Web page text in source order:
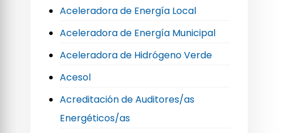
Aceleradora de Energía Local
Aceleradora de Energía Municipal
Aceleradora de Hidrógeno Verde
Acesol
Acreditación de Auditores/as
Energéticos/as